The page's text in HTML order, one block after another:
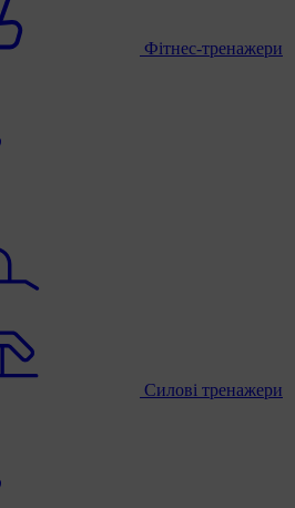
Фітнес-тренажери
Силові тренажери